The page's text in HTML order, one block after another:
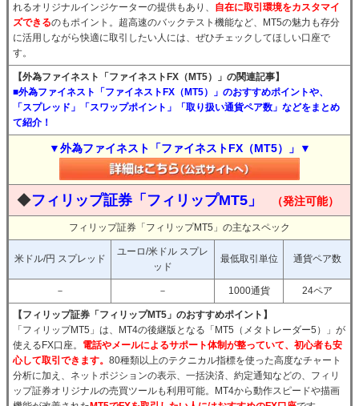
れるオリジナルインジケーターの提供もあり、 自在に取引環境をカスタマイ
ズできるのもポイント。超高速のバックテスト機能など、MT5の魅力も存分
に活用しながら快適に取引したい人には、ぜひチェックしてほしい口座で
す。
【外為ファイネスト「ファイネストFX（MT5）」の関連記事】
■外為ファイネスト「ファイネストFX（MT5）」のおすすめポイントや、
「スプレッド」「スワップポイント」「取り扱い通貨ペア数」などをまとめ
て紹介！
▼外為ファイネスト「ファイネストFX（MT5）」▼
◆フィリップ証券「フィリップMT5」 （発注可能）
フィリップ証券「フィリップMT5」の主なスペック
米ドル/円 スプレッド
ユーロ/米ドル スプレ
ッド
最低取引単位 通貨ペア数
－ － 1000通貨 24ペア
【フィリップ証券「フィリップMT5」のおすすめポイント】
「フィリップMT5」は、MT4の後継版となる「MT5（メタトレーダー5）」が
使えるFX口座。 電話やメールによるサポート体制が整っていて、初心者も安
心して取引できます。 80種類以上のテクニカル指標を使った高度なチャート
分析に加え、ネットポジションの表示、一括決済、約定通知などの、フィリ
ップ証券オリジナルの売買ツールも利用可能。MT4から動作スピードや描画